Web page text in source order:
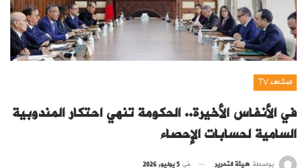
المشاهد TV
في الأنفاس الأخيرة.. الحكومة تنهي احتكار المندوبية
السامية لحسابات الإحصاء
بواسطة هيئة التحرير في 5 يوليو, 2026